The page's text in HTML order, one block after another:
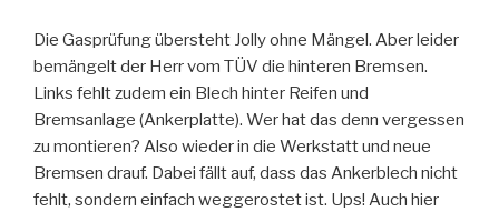
Die Gasprüfung übersteht Jolly ohne Mängel. Aber leider
bemängelt der Herr vom TÜV die hinteren Bremsen.
Links fehlt zudem ein Blech hinter Reifen und
Bremsanlage (Ankerplatte). Wer hat das denn vergessen
zu montieren? Also wieder in die Werkstatt und neue
Bremsen drauf. Dabei fällt auf, dass das Ankerblech nicht
fehlt, sondern einfach weggerostet ist. Ups! Auch hier